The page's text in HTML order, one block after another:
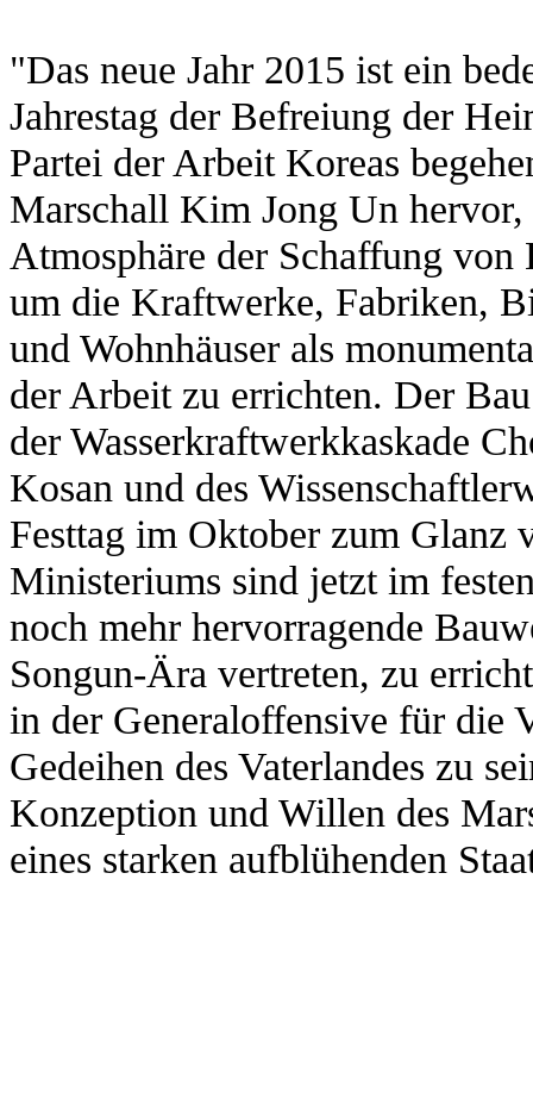
"Das neue Jahr 2015 ist ein
Jahrestag der Befreiung der
Partei der Arbeit Koreas
Marschall Kim Jong Un
Atmosphäre der Schaffung
um die Kraftwerke, Fabriken,
und Wohnhäuser als
der Arbeit zu errichten. Der
der Wasserkraftwerkkaskade
Kosan und des
Festtag im Oktober zum Glanz
Ministeriums sind jetzt im
noch mehr hervorragende
Songun-Ära vertreten, zu
in der Generaloffensive für die
Gedeihen des Vaterlandes zu
Konzeption und Willen des
eines starken aufblühenden